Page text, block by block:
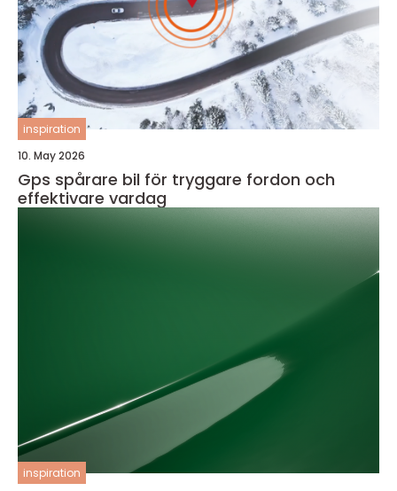
inspiration
10. May 2026
Gps spårare bil för tryggare fordon och
effektivare vardag
inspiration